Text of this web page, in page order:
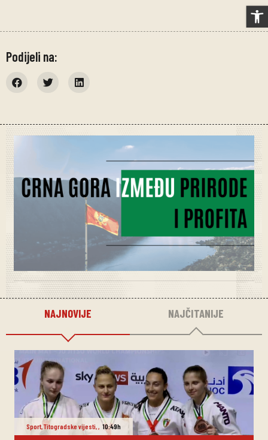
Podijeli na:
NAJNOVIJE NAJČITANIJE
Sport,Titogradske vijesti,, 10:49h